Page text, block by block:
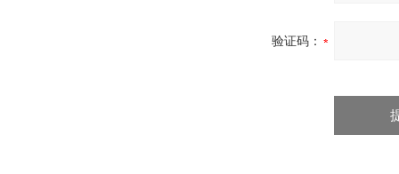
验证码：